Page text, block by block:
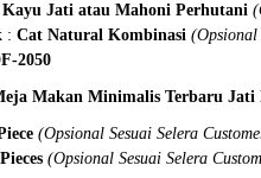
Kayu Jati atau Mahoni Perhutani
: Cat Natural Kombinasi (Opsional
2050
Makan Minimalis Terbaru Jati
(Opsional Sesuai Selera
(Opsional Sesuai Selera